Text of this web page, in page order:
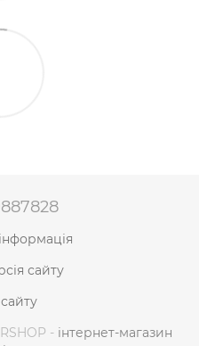
сайту
- інтернет-магазин